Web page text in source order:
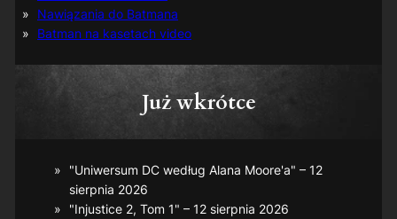
Nawiązania do Batmana
Batman na kasetach video
Już wkrótce
"Uniwersum DC według Alana Moore'a" – 12
sierpnia 2026
"Injustice 2, Tom 1" – 12 sierpnia 2026